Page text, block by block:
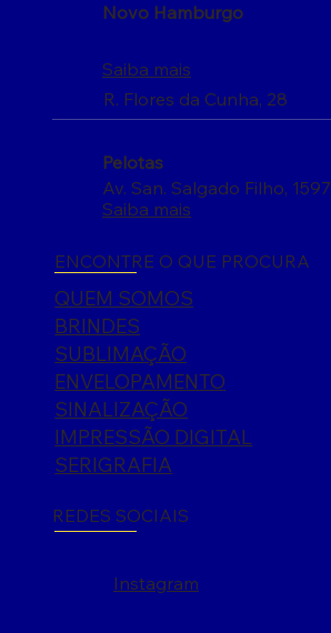
Novo Hamburgo
R. Flores da Cunha, 28
Saiba mais
Pelotas
Av. San. Salgado Filho, 1597
Saiba mais
ENCONTRE O QUE PROCURA
QUEM SOMOS
BRINDES
SUBLIMAÇÃO
ENVELOPAMENTO
SINALIZAÇÃO
IMPRESSÃO DIGITAL
SERIGRAFIA
REDES SOCIAIS
Instagram